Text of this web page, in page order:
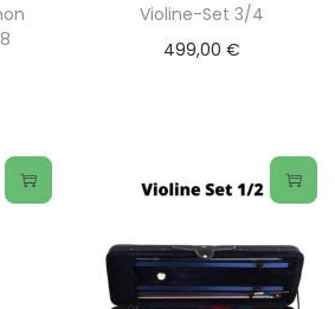
Violine-Set 3/4
499,00€